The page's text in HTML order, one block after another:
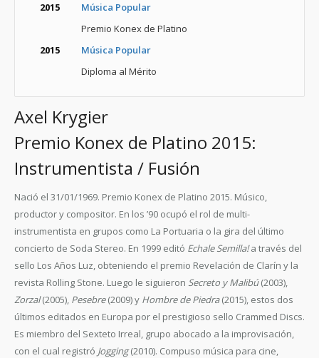
2015
Música Popular
Premio Konex de Platino
2015
Música Popular
Diploma al Mérito
Axel Krygier
Premio Konex de Platino 2015:
Instrumentista / Fusión
Nació el 31/01/1969. Premio Konex de Platino 2015. Músico,
productor y compositor. En los ’90 ocupó el rol de multi-
instrumentista en grupos como La Portuaria o la gira del último
concierto de Soda Stereo. En 1999 editó Echale Semilla!a través del
sello Los Años Luz, obteniendo el premio Revelación de Clarín y la
revista Rolling Stone. Luego le siguieron Secreto y Malibú(2003),
Zorzal(2005), Pesebre(2009) y Hombre de Piedra(2015), estos dos
últimos editados en Europa por el prestigioso sello Crammed Discs.
Es miembro del Sexteto Irreal, grupo abocado a la improvisación,
con el cual registró Jogging(2010). Compuso música para cine,